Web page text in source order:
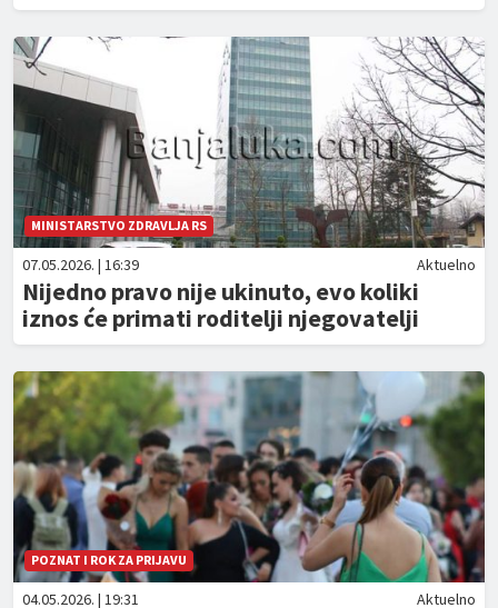
MINISTARSTVO ZDRAVLJA RS
07.05.2026. | 16:39 Aktuelno
Nijedno pravo nije ukinuto, evo koliki
iznos će primati roditelji njegovatelji
POZNAT I ROK ZA PRIJAVU
04.05.2026. | 19:31 Aktuelno